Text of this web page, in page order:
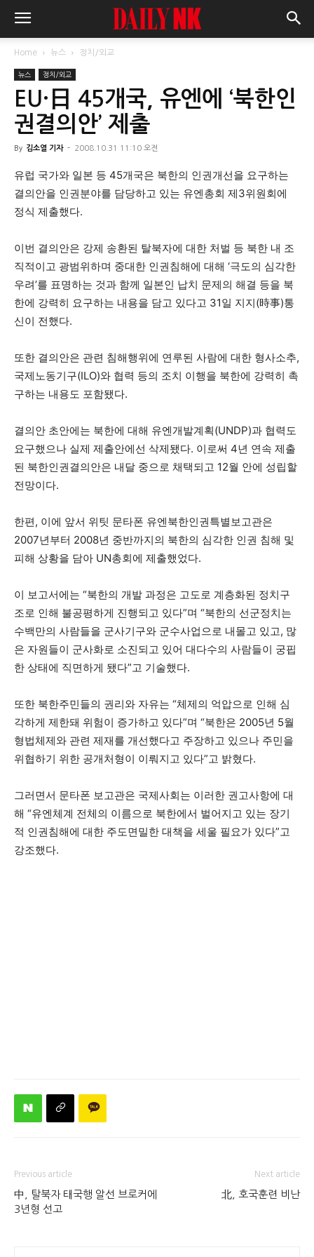
Home 뉴스 정치/외교
뉴스 정치/외교
EU·日 45개국, 유엔에 ‘북한인
권결의안’ 제출
By 김소열 기자 - 2008.10.31 11:10 오전
유럽 국가와 일본 등 45개국은 북한의 인권개선을 요구하는
결의안을 인권분야를 담당하고 있는 유엔총회 제3위원회에
정식 제출했다.
이번 결의안은 강제 송환된 탈북자에 대한 처벌 등 북한 내 조
직적이고 광범위하며 중대한 인권침해에 대해 ‘극도의 심각한
우려’를 표명하는 것과 함께 일본인 납치 문제의 해결 등을 북
한에 강력히 요구하는 내용을 담고 있다고 31일 지지(時事)통
신이 전했다.
또한 결의안은 관련 침해행위에 연루된 사람에 대한 형사소추,
국제노동기구(ILO)와 협력 등의 조치 이행을 북한에 강력히 촉
구하는 내용도 포함됐다.
결의안 초안에는 북한에 대해 유엔개발계획(UNDP)과 협력도
요구했으나 실제 제출안에선 삭제됐다. 이로써 4년 연속 제출
된 북한인권결의안은 내달 중으로 채택되고 12월 안에 성립할
전망이다.
한편, 이에 앞서 위팃 문타폰 유엔북한인권특별보고관은
2007년부터 2008년 중반까지의 북한의 심각한 인권 침해 및
피해 상황을 담아 UN총회에 제출했었다.
이 보고서에는 “북한의 개발 과정은 고도로 계층화된 정치구
조로 인해 불공평하게 진행되고 있다”며 “북한의 선군정치는
수백만의 사람들을 군사기구와 군수사업으로 내몰고 있고, 많
은 자원들이 군사화로 소진되고 있어 대다수의 사람들이 궁핍
한 상태에 직면하게 됐다”고 기술했다.
또한 북한주민들의 권리와 자유는 “체제의 억압으로 인해 심
각하게 제한돼 위험이 증가하고 있다”며 “북한은 2005년 5월
형법체제와 관련 제재를 개선했다고 주장하고 있으나 주민을
위협하기 위한 공개처형이 이뤄지고 있다”고 밝혔다.
그러면서 문타폰 보고관은 국제사회는 이러한 권고사항에 대
해 “유엔체계 전체의 이름으로 북한에서 벌어지고 있는 장기
적 인권침해에 대한 주도면밀한 대책을 세울 필요가 있다”고
강조했다.
Previous article
中, 탈북자 태국행 알선 브로커에
3년형 선고
Next article
北, 호국훈련 비난